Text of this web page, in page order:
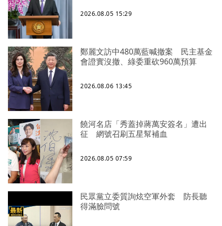
2026.08.05 15:29
鄭麗文訪中480萬藍喊撤案 民主基金
會證實沒撤、綠委重砍960萬預算
2026.08.06 13:45
饒河名店「秀蓋掉蔣萬安簽名」遭出
征 網號召刷五星幫補血
2026.08.05 07:59
民眾黨立委質詢炫空軍外套 防長聽
得滿臉問號